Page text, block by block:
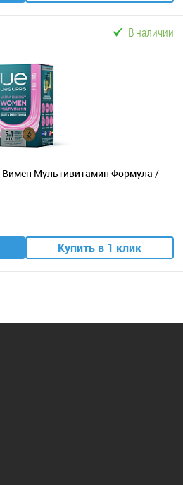
В наличии
Вимен Мультивитамин Формула /
Купить в 1 клик